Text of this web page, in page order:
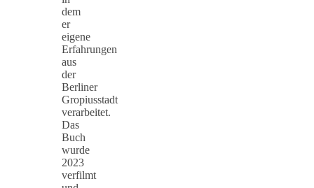
dem
er
eigene
Erfahrungen
aus
der
Berliner
Gropiusstadt
verarbeitet.
Das
Buch
wurde
2023
verfilmt